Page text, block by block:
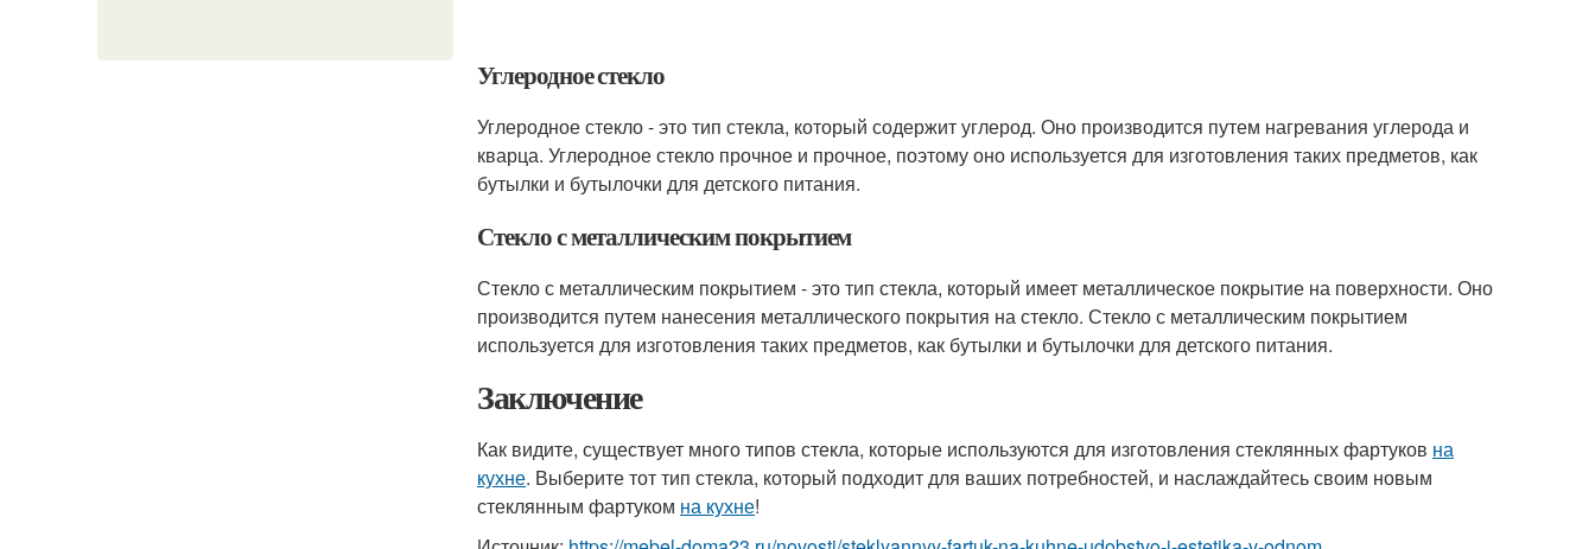
Углеродное стекло
Углеродное стекло - это тип стекла, который содержит углерод. Оно производится путем нагревания углерода и
кварца. Углеродное стекло прочное и прочное, поэтому оно используется для изготовления таких предметов, как
бутылки и бутылочки для детского питания.
Стекло с металлическим покрытием
Стекло с металлическим покрытием - это тип стекла, который имеет металлическое покрытие на поверхности. Оно
производится путем нанесения металлического покрытия на стекло. Стекло с металлическим покрытием
используется для изготовления таких предметов, как бутылки и бутылочки для детского питания.
Заключение
Как видите, существует много типов стекла, которые используются для изготовления стеклянных фартуков на
кухне. Выберите тот тип стекла, который подходит для ваших потребностей, и наслаждайтесь своим новым
стеклянным фартуком на кухне!